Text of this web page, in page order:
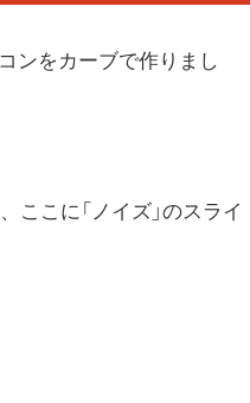
ンをカーブで作りまし
ここに「ノイズ」のスライ